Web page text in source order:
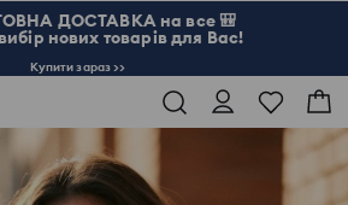
ДОСТАВКА на все 🎒
нових товарів для Вас!
Купити зараз >>